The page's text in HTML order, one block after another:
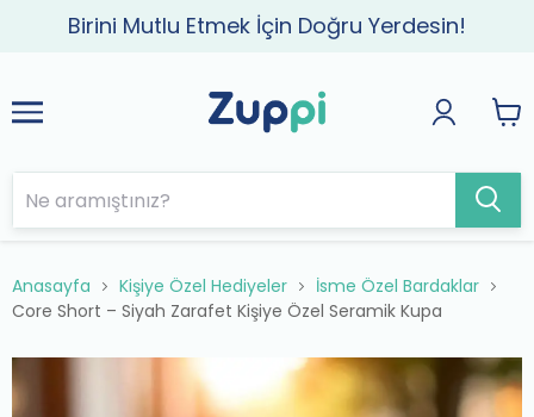
Birini Mutlu Etmek İçin Doğru Yerdesin!
Anasayfa Kişiye Özel Hediyeler
İsme Özel Bardaklar
Core Short – Siyah Zarafet Kişiye Özel Seramik Kupa